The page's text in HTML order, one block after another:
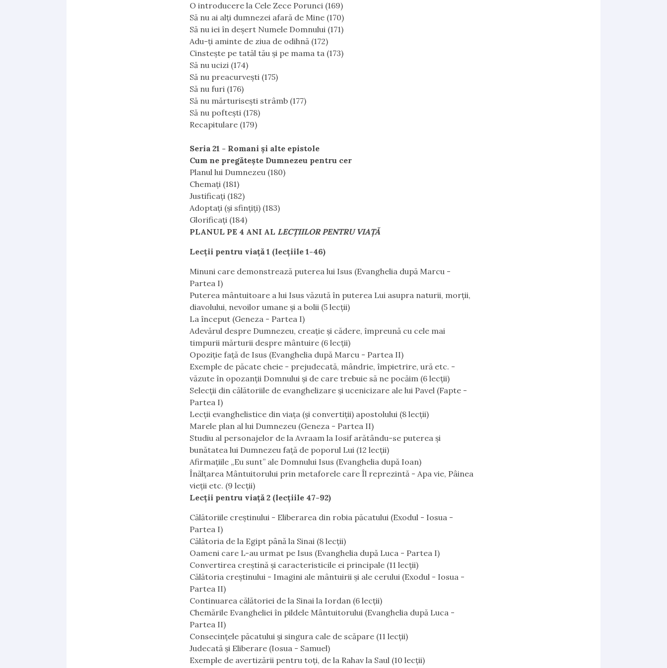
O introducere la Cele Zece Porunci (169)
Să nu ai alţi dumnezei afară de Mine (170)
Să nu iei în deşert Numele Domnului (171)
Adu-ţi aminte de ziua de odihnă (172)
Cinsteşte pe tatăl tău şi pe mama ta (173)
Să nu ucizi (174)
Să nu preacurveşti (175)
Să nu furi (176)
Să nu mărturiseşti strâmb (177)
Să nu pofteşti (178)
Recapitulare (179)
Seria 21 - Romani și alte epistole
Cum ne pregăteşte Dumnezeu pentru cer
Planul lui Dumnezeu (180)
Chemaţi (181)
Justificaţi (182)
Adoptaţi (şi sfinţiţi) (183)
Glorificaţi (184)
PLANUL PE 4 ANI AL LECŢIILOR PENTRU VIAŢĂ
Lecţii pentru viaţă 1 (lecţiile 1-46)
Minuni care demonstrează puterea lui Isus (Evanghelia după Marcu -
Partea I)
Puterea mântuitoare a lui Isus văzută în puterea Lui asupra naturii, morţii,
diavolului, nevoilor umane şi a bolii (5 lecţii)
La început (Geneza - Partea I)
Adevărul despre Dumnezeu, creaţie şi cădere, împreună cu cele mai
timpurii mărturii despre mântuire (6 lecţii)
Opoziţie faţă de Isus (Evanghelia după Marcu - Partea II)
Exemple de păcate cheie - prejudecată, mândrie, împietrire, ură etc. -
văzute în opozanţii Domnului şi de care trebuie să ne pocăim (6 lecţii)
Selecţii din călătoriile de evanghelizare şi ucenicizare ale lui Pavel (Fapte -
Partea I)
Lecţii evanghelistice din viaţa (şi convertiţii) apostolului (8 lecţii)
Marele plan al lui Dumnezeu (Geneza - Partea II)
Studiu al personajelor de la Avraam la Iosif arătându-se puterea şi
bunătatea lui Dumnezeu faţă de poporul Lui (12 lecţii)
Afirmaţiile „Eu sunt” ale Domnului Isus (Evanghelia după Ioan)
Înălţarea Mântuitorului prin metaforele care Îl reprezintă - Apa vie, Pâinea
vieţii etc. (9 lecţii)
Lecţii pentru viaţă 2 (lecţiile 47-92)
Călătoriile creştinului - Eliberarea din robia păcatului (Exodul - Iosua -
Partea I)
Călătoria de la Egipt până la Sinai (8 lecţii)
Oameni care L-au urmat pe Isus (Evanghelia după Luca - Partea I)
Convertirea creştină şi caracteristicile ei principale (11 lecţii)
Călătoria creştinului - Imagini ale mântuirii şi ale cerului (Exodul - Iosua -
Partea II)
Continuarea călătoriei de la Sinai la Iordan (6 lecţii)
Chemările Evangheliei în pildele Mântuitorului (Evanghelia după Luca -
Partea II)
Consecinţele păcatului şi singura cale de scăpare (11 lecţii)
Judecată şi Eliberare (Iosua - Samuel)
Exemple de avertizării pentru toţi, de la Rahav la Saul (10 lecţii)